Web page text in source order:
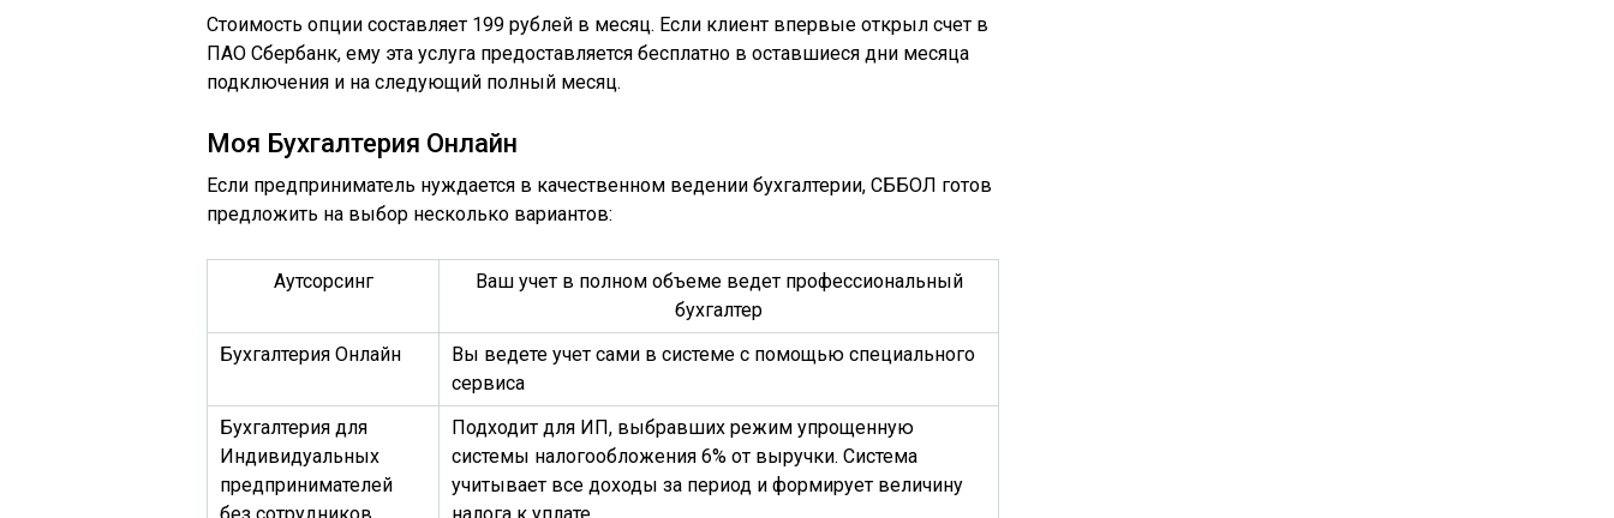
Стоимость опции составляет 199 рублей в месяц. Если клиент впервые открыл счет в
ПАО Сбербанк, ему эта услуга предоставляется бесплатно в оставшиеся дни месяца
подключения и на следующий полный месяц.
Моя Бухгалтерия Онлайн
Если предприниматель нуждается в качественном ведении бухгалтерии, СББОЛ готов
предложить на выбор несколько вариантов:
Аутсорсинг
Ваш учет в полном объеме ведет профессиональный
бухгалтер
Бухгалтерия Онлайн
Вы ведете учет сами в системе с помощью специального
сервиса
Бухгалтерия для
Индивидуальных
предпринимателей
Подходит для ИП, выбравших режим упрощенную
системы налогообложения 6% от выручки. Система
учитывает все доходы за период и формирует величину